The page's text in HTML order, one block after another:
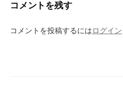
ョ
コメントを残す
コメントを投稿するにはログイン